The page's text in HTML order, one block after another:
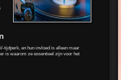
tijdperk, en hun invloed is alleen maar
is waarom ze essentieel zijn voor het